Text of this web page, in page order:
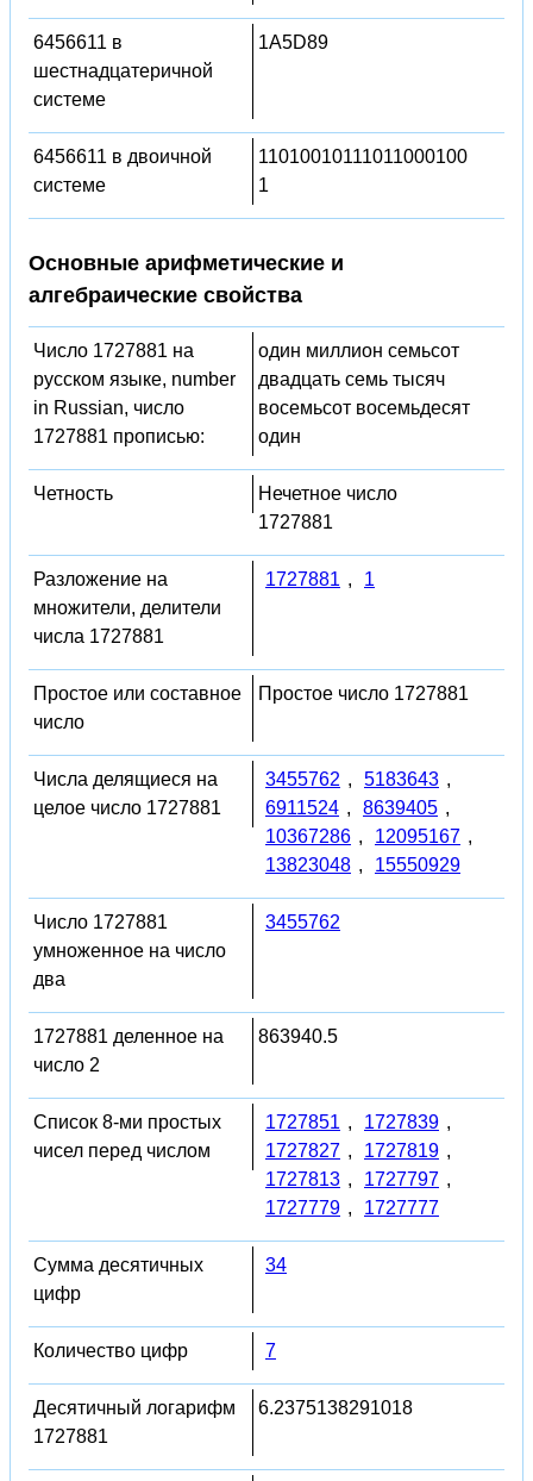
6456611 в
шестнадцатеричной
системе
1A5D89
6456611 в двоичной
системе
11010010111011000100
1
Основные арифметические и
алгебраические свойства
Число 1727881 на
русском языке, number
in Russian, число
1727881 прописью:
один миллион семьсот
двадцать семь тысяч
восемьсот восемьдесят
один
Четность
Нечетное число
1727881
Разложение на
множители, делители
числа 1727881
1727881 , 1
Простое или составное
число
Простое число 1727881
Числа делящиеся на
целое число 1727881
3455762 , 5183643 ,
6911524 , 8639405 ,
10367286 , 12095167 ,
13823048 , 15550929
Число 1727881
умноженное на число
два
3455762
1727881 деленное на
число 2
863940.5
Список 8-ми простых
чисел перед числом
1727851 , 1727839 ,
1727827 , 1727819 ,
1727813 , 1727797 ,
1727779 , 1727777
Сумма десятичных
цифр
34
Количество цифр 7
Десятичный логарифм
1727881
6.2375138291018